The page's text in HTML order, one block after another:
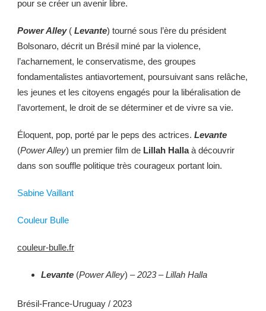
pour se créer un avenir libre.
Power Alley ( Levante) tourné sous l’ère du président
Bolsonaro, décrit un Brésil miné par la violence,
l’acharnement, le conservatisme, des groupes
fondamentalistes antiavortement, poursuivant sans relâche,
les jeunes et les citoyens engagés pour la libéralisation de
l’avortement, le droit de se déterminer et de vivre sa vie.
Éloquent, pop, porté par le peps des actrices. Levante
(Power Alley) un premier film de Lillah Hallaà découvrir
dans son souffle politique très courageux portant loin.
Sabine Vaillant
Couleur Bulle
couleur-bulle.fr
Levante (Power Alley) –2023 – Lillah Halla
Brésil-France-Uruguay / 2023